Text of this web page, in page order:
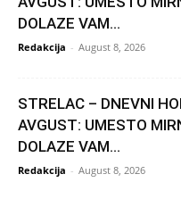
DOLAZE VAM...
Redakcija - August 8, 2026
STRELAC – DNEVNI
AVGUST: UMESTO
DOLAZE VAM...
Redakcija - August 8, 2026